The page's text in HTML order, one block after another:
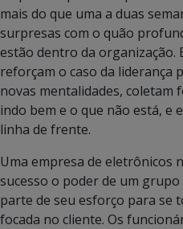
mais do que uma a duas
surpresas com o quão
estão dentro da organização.
reforçam o caso da liderança
novas mentalidades, coletam
indo bem e o que não está, e
linha de frente.
Uma empresa de eletrônicos
sucesso o poder de um
parte de seu esforço para se
focada no cliente. Os